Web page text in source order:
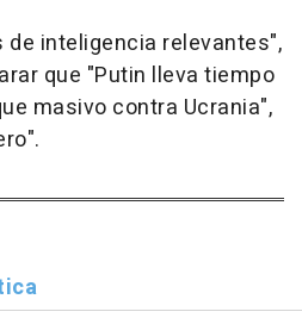
inteligencia relevantes",
que "Putin lleva tiempo
masivo contra Ucrania",